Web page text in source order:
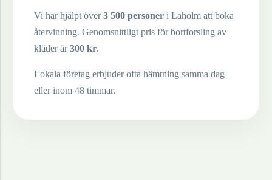
Vi har hjälpt över3 500 personer i Laholm att boka
återvinning. Genomsnittligt pris för bortforsling av
kläderär300 kr.
Lokala företag erbjuder ofta hämtning samma dag
eller inom 48 timmar.